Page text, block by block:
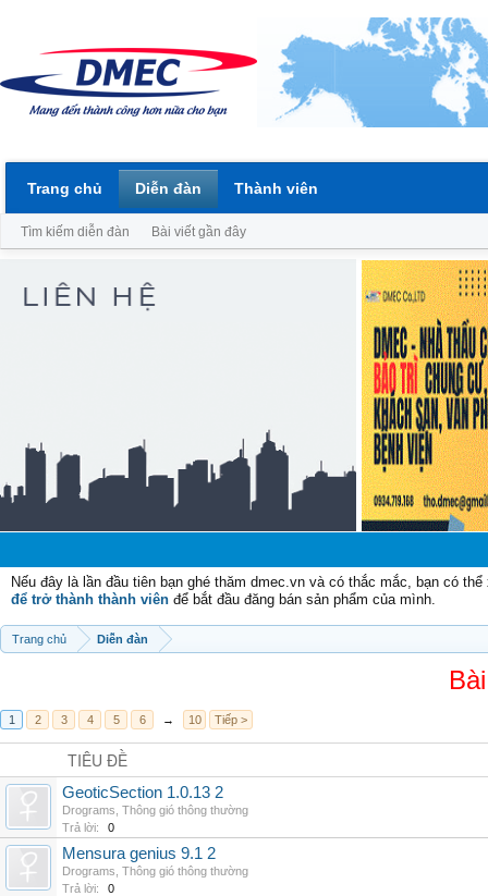
Nếu đây là lần đầu tiên bạn ghé thăm dmec.vn và có thắc mắc, bạn có
để trở thành thành viên để bắt đầu đăng bán sản phẩm của mình.
Trang chủ Diễn đàn
1 2 3 4 5 6 → 10 Tiếp >
TIÊU ĐỀ
GeoticSection 1.0.13 2
Drograms Thông gió thông thường
Trả lời:
0
Mensura genius 9.1 2
Drograms Thông gió thông thường
Trả lời:
0
Trang chủ Diễn đàn
Tìm kiếm diễn đàn Bài viết gần đây
Thành viên